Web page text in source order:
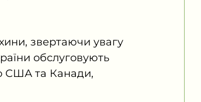
звертаючи увагу
обслуговують
США та Канади,